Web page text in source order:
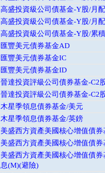
高盛投資級公司債基金-Y股/月
高盛投資級公司債基金-Y股/月
高盛投資級公司債基金-Y股/累
匯豐美元債券基金AD
匯豐美元債券基金IC
匯豐美元債券基金ID
晉達投資評級公司債券基金-C2
晉達投資評級公司債券基金-C2
木星季領息債券基金/美元
木星季領息債券基金/英鎊
美盛西方資產美國核心增值債
美盛西方資產美國核心增值債
美盛西方資產美國核心增值債
息(M)(避險)